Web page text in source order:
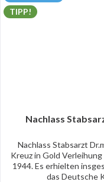
TIPP!
Nachlass
Nachlass Stabsarzt
Kreuz in Gold
1944. Es erhielten
das Deutsche